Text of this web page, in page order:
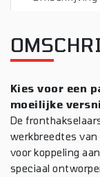
Kies voor een
moeilijke
De
werkbreedtes
voor koppeling
speciaal